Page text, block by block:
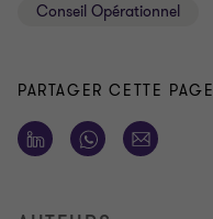
Conseil Opérationnel
PARTAGER CETTE PAGE